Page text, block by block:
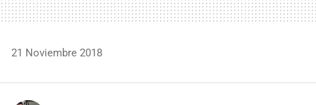
21 Noviembre 2018